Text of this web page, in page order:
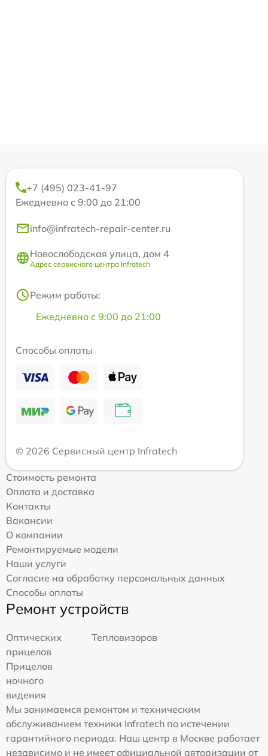
+7 (495) 023-41-97
Ежедневно с 9:00 до 21:00
info@infratech-repair-center.ru
Новослободская улица, дом 4
Адрес сервисного центра Infratech
Режим работы:
Ежедневно с 9:00 до 21:00
Способы оплаты
© 2026 Сервисный центр Infratech
Стоимость ремонта
Оплата и доставка
Контакты
Вакансии
О компании
Ремонтируемые модели
Наши услуги
Согласие на обработку персональных данных
Способы оплаты
Ремонт устройств
Оптических
прицелов
Тепловизоров
Прицелов
ночного
видения
Мы занимаемся ремонтом и техническим
обслуживанием техники Infratech по истечении
гарантийного периода. Наш центр в Москве работает
независимо и не имеет официальной авторизации от